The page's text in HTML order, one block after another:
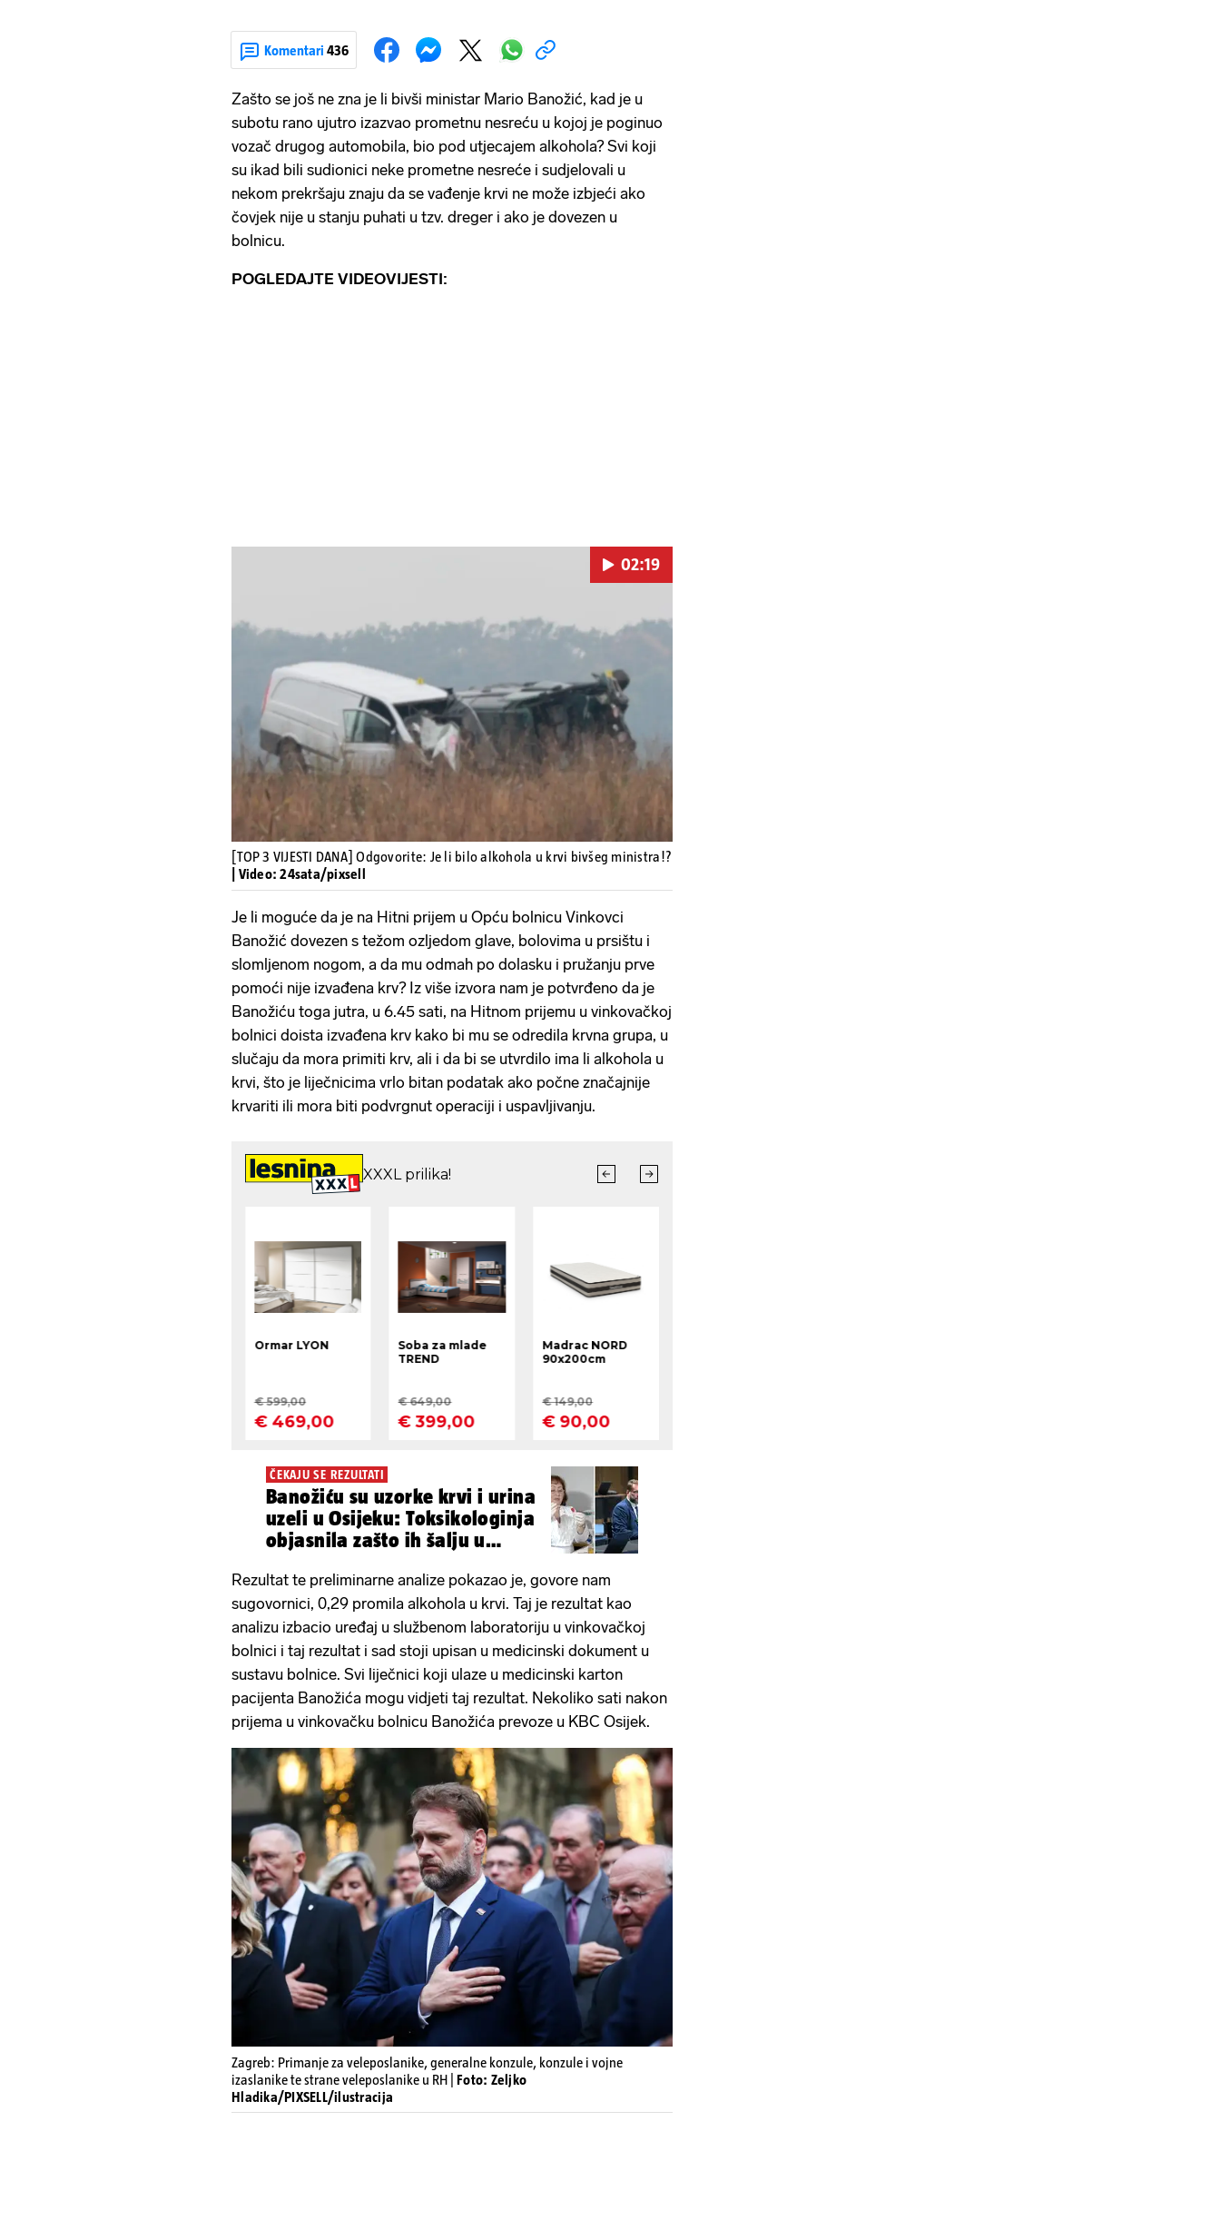
Komentari 436
Zašto se još ne zna je li bivši ministar Mario Banožić, kad je u
subotu rano ujutro izazvao prometnu nesreću u kojoj je poginuo
vozač drugog automobila, bio pod utjecajem alkohola? Svi koji
su ikad bili sudionici neke prometne nesreće i sudjelovali u
nekom prekršaju znaju da se vađenje krvi ne može izbjeći ako
čovjek nije u stanju puhati u tzv. dreger i ako je dovezen u
bolnicu.
POGLEDAJTE VIDEOVIJESTI:
Pokretanje videa...
02:19
[TOP 3 VIJESTI DANA] Odgovorite: Je li bilo alkohola u krvi bivšeg ministra!?
| Video: 24sata/pixsell
Je li moguće da je na Hitni prijem u Opću bolnicu Vinkovci
Banožić dovezen s težom ozljedom glave, bolovima u prsištu i
slomljenom nogom, a da mu odmah po dolasku i pružanju prve
pomoći nije izvađena krv? Iz više izvora nam je potvrđeno da je
Banožiću toga jutra, u 6.45 sati, na Hitnom prijemu u vinkovačkoj
bolnici doista izvađena krv kako bi mu se odredila krvna grupa, u
slučaju da mora primiti krv, ali i da bi se utvrdilo ima li alkohola u
krvi, što je liječnicima vrlo bitan podatak ako počne značajnije
krvariti ili mora biti podvrgnut operaciji i uspavljivanju.
ČEKAJU SE REZULTATI
Banožiću su uzorke krvi i urina
uzeli u Osijeku: Toksikologinja
objasnila zašto ih šalju u
Rezultat te preliminarne analize pokazao je, govore nam
sugovornici, 0,29 promila alkohola u krvi. Taj je rezultat kao
analizu izbacio uređaj u službenom laboratoriju u vinkovačkoj
bolnici i taj rezultat i sad stoji upisan u medicinski dokument u
sustavu bolnice. Svi liječnici koji ulaze u medicinski karton
pacijenta Banožića mogu vidjeti taj rezultat. Nekoliko sati nakon
prijema u vinkovačku bolnicu Banožića prevoze u KBC Osijek.
Zagreb: Primanje za veleposlanike, generalne konzule, konzule i vojne
izaslanike te strane veleposlanike u RH | Foto: Zeljko
Hladika/PIXSELL/ilustracija